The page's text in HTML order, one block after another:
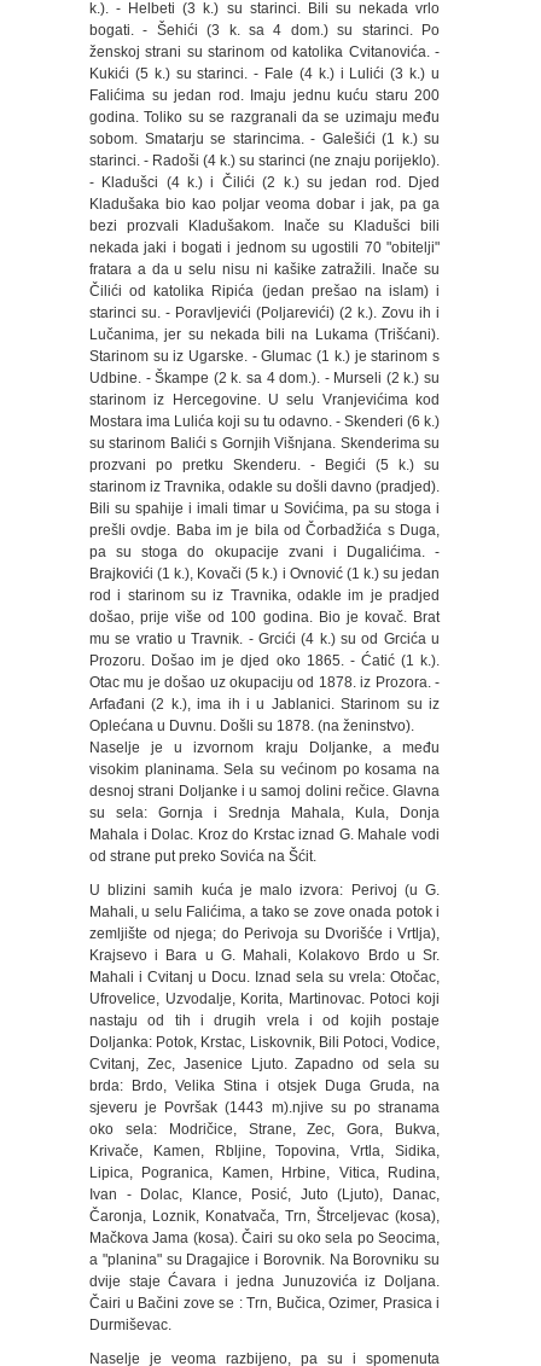
k.). - Helbeti (3 k.) su starinci. Bili su nekada vrlo
bogati. - Šehići (3 k. sa 4 dom.) su starinci. Po
ženskoj strani su starinom od katolika Cvitanovića. -
Kukići (5 k.) su starinci. - Fale (4 k.) i Lulići (3 k.) u
Falićima su jedan rod. Imaju jednu kuću staru 200
godina. Toliko su se razgranali da se uzimaju među
sobom. Smatarju se starincima. - Galešići (1 k.) su
starinci. - Radoši (4 k.) su starinci (ne znaju porijeklo).
- Kladušci (4 k.) i Čilići (2 k.) su jedan rod. Djed
Kladušaka bio kao poljar veoma dobar i jak, pa ga
bezi prozvali Kladušakom. Inače su Kladušci bili
nekada jaki i bogati i jednom su ugostili 70 "obitelji"
fratara a da u selu nisu ni kašike zatražili. Inače su
Čilići od katolika Ripića (jedan prešao na islam) i
starinci su. - Poravljevići (Poljarevići) (2 k.). Zovu ih i
Lučanima, jer su nekada bili na Lukama (Trišćani).
Starinom su iz Ugarske. - Glumac (1 k.) je starinom s
Udbine. - Škampe (2 k. sa 4 dom.). - Murseli (2 k.) su
starinom iz Hercegovine. U selu Vranjevićima kod
Mostara ima Lulića koji su tu odavno. - Skenderi (6 k.)
su starinom Balići s Gornjih Višnjana. Skenderima su
prozvani po pretku Skenderu. - Begići (5 k.) su
starinom iz Travnika, odakle su došli davno (pradjed).
Bili su spahije i imali timar u Sovićima, pa su stoga i
prešli ovdje. Baba im je bila od Čorbadžića s Duga,
pa su stoga do okupacije zvani i Dugalićima. -
Brajkovići (1 k.), Kovači (5 k.) i Ovnović (1 k.) su jedan
rod i starinom su iz Travnika, odakle im je pradjed
došao, prije više od 100 godina. Bio je kovač. Brat
mu se vratio u Travnik. - Grcići (4 k.) su od Grcića u
Prozoru. Došao im je djed oko 1865. - Ćatić (1 k.).
Otac mu je došao uz okupaciju od 1878. iz Prozora. -
Arfađani (2 k.), ima ih i u Jablanici. Starinom su iz
Oplećana u Duvnu. Došli su 1878. (na ženinstvo).
Naselje je u izvornom kraju Doljanke, a među
visokim planinama. Sela su većinom po kosama na
desnoj strani Doljanke i u samoj dolini rečice. Glavna
su sela: Gornja i Srednja Mahala, Kula, Donja
Mahala i Dolac. Kroz do Krstac iznad G. Mahale vodi
od strane put preko Sovića na Šćit.
U blizini samih kuća je malo izvora: Perivoj (u G.
Mahali, u selu Falićima, a tako se zove onada potok i
zemljište od njega; do Perivoja su Dvorišće i Vrtlja),
Krajsevo i Bara u G. Mahali, Kolakovo Brdo u Sr.
Mahali i Cvitanj u Docu. Iznad sela su vrela: Otočac,
Ufrovelice, Uzvodalje, Korita, Martinovac. Potoci koji
nastaju od tih i drugih vrela i od kojih postaje
Doljanka: Potok, Krstac, Liskovnik, Bili Potoci, Vodice,
Cvitanj, Zec, Jasenice Ljuto. Zapadno od sela su
brda: Brdo, Velika Stina i otsjek Duga Gruda, na
sjeveru je Površak (1443 m).njive su po stranama
oko sela: Modričice, Strane, Zec, Gora, Bukva,
Krivače, Kamen, Rbljine, Topovina, Vrtla, Sidika,
Lipica, Pogranica, Kamen, Hrbine, Vitica, Rudina,
Ivan - Dolac, Klance, Posić, Juto (Ljuto), Danac,
Čaronja, Loznik, Konatvača, Trn, Štrceljevac (kosa),
Mačkova Jama (kosa). Čairi su oko sela po Seocima,
a "planina" su Dragajice i Borovnik. Na Borovniku su
dvije staje Ćavara i jedna Junuzovića iz Doljana.
Čairi u Bačini zove se : Trn, Bučica, Ozimer, Prasica i
Durmiševac.
Naselje je veoma razbijeno, pa su i spomenuta